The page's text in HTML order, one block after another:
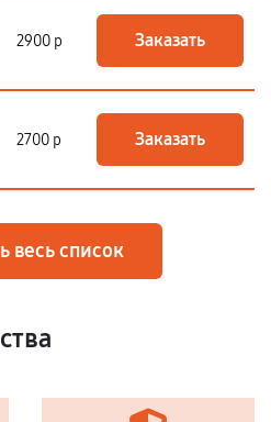
2900 р Заказать
2700 р Заказать
весь список